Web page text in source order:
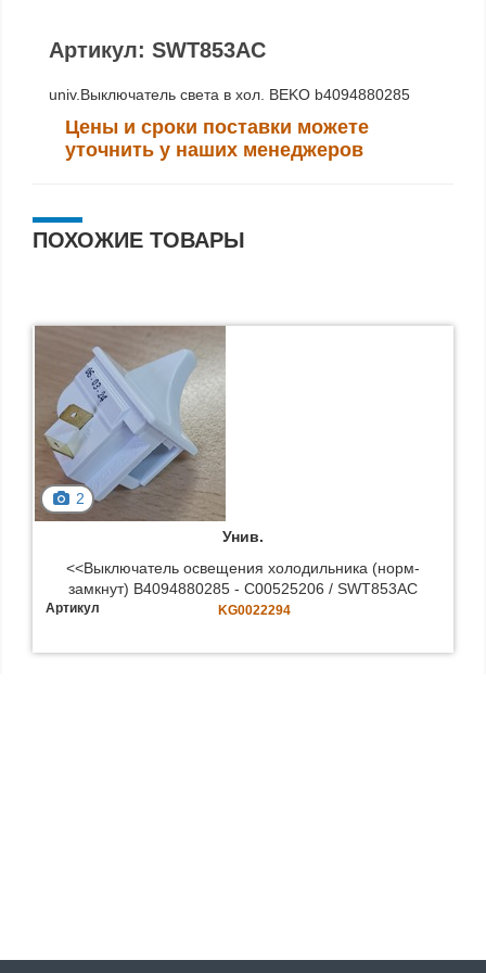
Артикул: SWT853AC
univ.Выключатель света в хол. BEKO b4094880285
Цены и сроки поставки можете
уточнить у наших менеджеров
ПОХОЖИЕ ТОВАРЫ
2
Унив.
<<Выключатель освещения холодильника (норм-
замкнут) B4094880285 - C00525206 / SWT853AC
Артикул KG0022294